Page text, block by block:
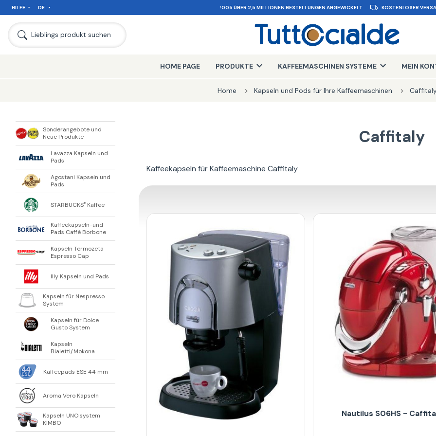
HILFE DE SEIT 2005 ÜBER 2,5 MILLIONEN BESTELLUNGEN ABGEWICKELT KOSTENLOSER
Lieblings produkt suchen
HOME PAGE PRODUKTE KAFFEEMASCHINEN SYSTEME MEIN
Home Kapseln und Pods für Ihre Kaffeemaschinen
Sonderangebote und
Neue Produkte
Lavazza Kapseln und
Pads
Agostani Kapseln und
Pads
STARBUCKS® Kaffee
Kaffeekapseln-und
Pads Caffè Borbone
Kapseln Termozeta
Espresso Cap
Illy Kapseln und Pads
Kapseln für Nespresso
System
Kapseln für Dolce
Gusto System
Kapseln
Bialetti/Mokona
Kaffeepads ESE 44 mm
Aroma Vero Kapseln
Kapseln UNO system
KIMBO
Caffitaly
Kaffeekapseln für Kaffeemaschine Caffitaly
Nautilus S06HS -